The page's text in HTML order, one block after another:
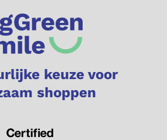
keuze voor
shoppen